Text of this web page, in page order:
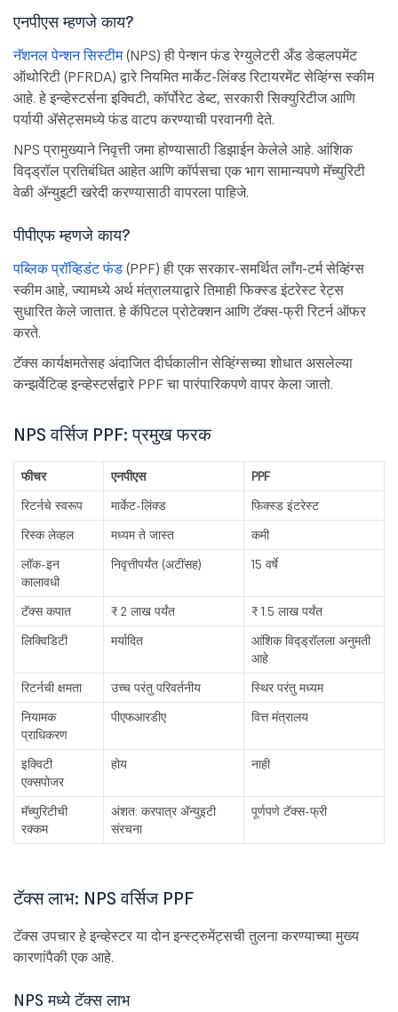
एनपीएस म्हणजे काय?
नॅशनल पेन्शन सिस्टीम(NPS) ही पेन्शन फंड रेग्युलेटरी अँड डेव्हलपमेंट
ऑथोरिटी (PFRDA) द्वारे नियमित मार्केट-लिंक्ड रिटायरमेंट सेव्हिंग्स स्कीम
आहे. हे इन्व्हेस्टर्सना इक्विटी, कॉर्पोरेट डेब्ट, सरकारी सिक्युरिटीज आणि
पर्यायी ॲसेट्समध्ये फंड वाटप करण्याची परवानगी देते.
NPS प्रामुख्याने निवृत्ती जमा होण्यासाठी डिझाईन केलेले आहे. आंशिक
विद्ड्रॉल प्रतिबंधित आहेत आणि कॉर्पसचा एक भाग सामान्यपणे मॅच्युरिटी
वेळी ॲन्युइटी खरेदी करण्यासाठी वापरला पाहिजे.
पीपीएफ म्हणजे काय?
पब्लिक प्रॉव्हिडंट फंड (PPF) ही एक सरकार-समर्थित लाँग-टर्म सेव्हिंग्स
स्कीम आहे, ज्यामध्ये अर्थ मंत्रालयाद्वारे तिमाही फिक्स्ड इंटरेस्ट रेट्स
सुधारित केले जातात. हे कॅपिटल प्रोटेक्शन आणि टॅक्स-फ्री रिटर्न ऑफर
करते.
टॅक्स कार्यक्षमतेसह अंदाजित दीर्घकालीन सेव्हिंग्सच्या शोधात असलेल्या
कन्झर्वेटिव्ह इन्व्हेस्टर्सद्वारे PPF चा पारंपारिकपणे वापर केला जातो.
NPS वर्सिज PPF: प्रमुख फरक
फीचर एनपीएस
PPF
रिटर्नचे स्वरूप
मार्केट-लिंक्ड
फिक्स्ड इंटरेस्ट
रिस्क लेव्हल
मध्यम ते जास्त
कमी
लॉक-इन
कालावधी
निवृत्तीपर्यंत (अटींसह) 15 वर्षे
टॅक्स कपात ₹ 2 लाख पर्यंत
₹ 1.5 लाख पर्यंत
लिक्विडिटी
मर्यादित
आंशिक विद्ड्रॉलला अनुमती
आहे
रिटर्नची क्षमता
उच्च परंतु परिवर्तनीय
स्थिर परंतु मध्यम
नियामक
प्राधिकरण
पीएफआरडीए वित्त मंत्रालय
इक्विटी
एक्सपोजर
होय नाही
मॅच्युरिटीची
रक्कम
अंशत: करपात्र ॲन्युइटी
संरचना
पूर्णपणे टॅक्स-फ्री
टॅक्स लाभ: NPS वर्सिज PPF
टॅक्स उपचार हे इन्व्हेस्टर या दोन इन्स्ट्रुमेंट्सची तुलना करण्याच्या मुख्य
कारणांपैकी एक आहे.
NPS मध्ये टॅक्स लाभ